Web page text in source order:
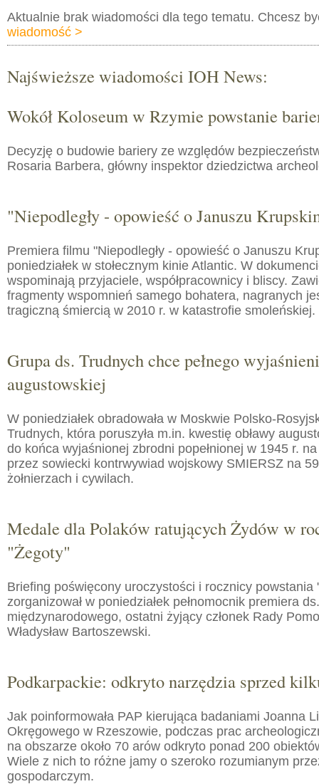
Aktualnie brak wiadomości dla tego tematu. Chcesz
wiadomość >
Najświeższe wiadomości IOH News:
Wokół Koloseum w Rzymie powstanie
Decyzję o budowie bariery ze względów
Rosaria Barbera, główny inspektor dziedzictwa
"Niepodległy - opowieść o Januszu
Premiera filmu "Niepodległy - opowieść o Januszu
poniedziałek w stołecznym kinie Atlantic. W
wspominają przyjaciele, współpracownicy i bliscy.
fragmenty wspomnień samego bohatera, nagranych
tragiczną śmiercią w 2010 r. w katastrofie smoleńskiej.
Grupa ds. Trudnych chce pełnego
augustowskiej
W poniedziałek obradowała w Moskwie Polsko-
Trudnych, która poruszyła m.in. kwestię obławy
do końca wyjaśnionej zbrodni popełnionej w 1945 r.
przez sowiecki kontrwywiad wojskowy SMIERSZ na
żołnierzach i cywilach.
Medale dla Polaków ratujących Żydów w
"Żegoty"
Briefing poświęcony uroczystości i rocznicy powstania
zorganizował w poniedziałek pełnomocnik premiera
międzynarodowego, ostatni żyjący członek Rady
Władysław Bartoszewski.
Podkarpackie: odkryto narzędzia sprzed
Jak poinformowała PAP kierująca badaniami Joanna
Okręgowego w Rzeszowie, podczas prac
na obszarze około 70 arów odkryto ponad 200
Wiele z nich to różne jamy o szeroko rozumianym
gospodarczym.